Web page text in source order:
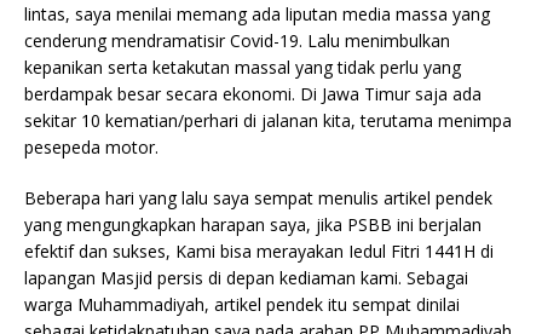
lintas, saya menilai memang ada liputan media massa yang
cenderung mendramatisir Covid-19. Lalu menimbulkan
kepanikan serta ketakutan massal yang tidak perlu yang
berdampak besar secara ekonomi. Di Jawa Timur saja ada
sekitar 10 kematian/perhari di jalanan kita, terutama menimpa
pesepeda motor.
Beberapa hari yang lalu saya sempat menulis artikel pendek
yang mengungkapkan harapan saya, jika PSBB ini berjalan
efektif dan sukses, Kami bisa merayakan Iedul Fitri 1441H di
lapangan Masjid persis di depan kediaman kami. Sebagai
warga Muhammadiyah, artikel pendek itu sempat dinilai